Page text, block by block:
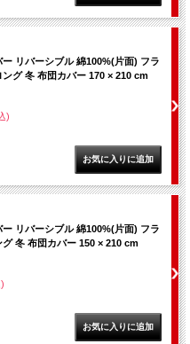
リバーシブル 綿100%(片面) フラ
グ 冬 布団カバー 170 × 210 cm
)
リバーシブル 綿100%(片面) フラ
冬 布団カバー 150 × 210 cm